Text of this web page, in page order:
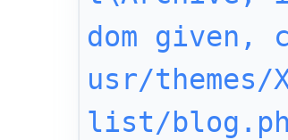
dom given,
usr/themes/
list/